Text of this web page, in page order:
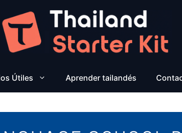
Útiles Aprender tailandés